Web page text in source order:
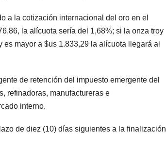
a la cotización internacional del oro en el
la alícuota sería del 1,68%; si la onza troy
mayor a $us 1.833,29 la alícuota llegará al
de retención del impuesto emergente del
refinadoras, manufactureras e
interno.
de diez (10) días siguientes a la finalización